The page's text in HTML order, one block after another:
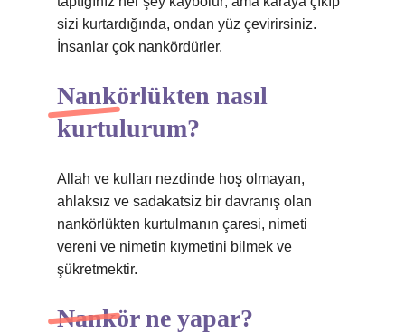
sizi kurtardığında, ondan yüz çevirirsiniz.
İnsanlar çok nankördürler.
Nankörlükten nasıl
kurtulurum?
Allah ve kulları nezdinde hoş olmayan,
ahlaksız ve sadakatsiz bir davranış olan
nankörlükten kurtulmanın çaresi, nimeti
vereni ve nimetin kıymetini bilmek ve
şükretmektir.
Nankör ne yapar?